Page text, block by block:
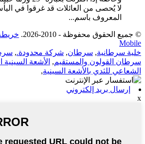
لا يُحصى من العائلات قد غرقوا في
المعروف باسم...
© جميع الحقوق محفوظة - 2010-2026.
Mobile
خلية سرطانية, سرطان, شركة محدودة.,
سرطان القولون والمستقيم, الأشعة السينية
الشعاعي للثدي بالأشعة السينية,
إرسال بريد إلكتروني
x